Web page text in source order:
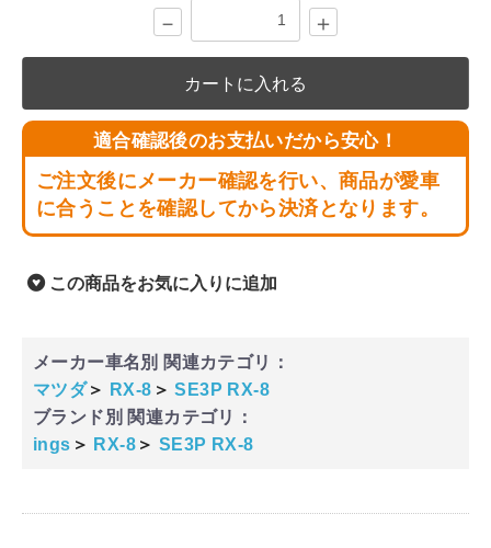
－ ＋
カートに入れる
適合確認後のお支払いだから安心！
ご注文後にメーカー確認を行い、商品が愛車
に合うことを確認してから決済となります。
この商品をお気に入りに追加
メーカー車名別 関連カテゴリ：
マツダ＞ RX-8 ＞ SE3P RX-8
ブランド別 関連カテゴリ：
ings ＞ RX-8 ＞ SE3P RX-8